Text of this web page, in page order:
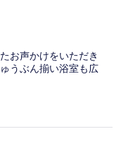
お声かけをいただき
うぶん揃い浴室も広